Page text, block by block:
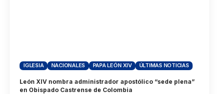
IGLESIA NACIONALES PAPA LEÓN XIV ÚLTIMAS NOTICIAS
León XIV nombra administrador apostólico “sede plena”
en Obispado Castrense de Colombia